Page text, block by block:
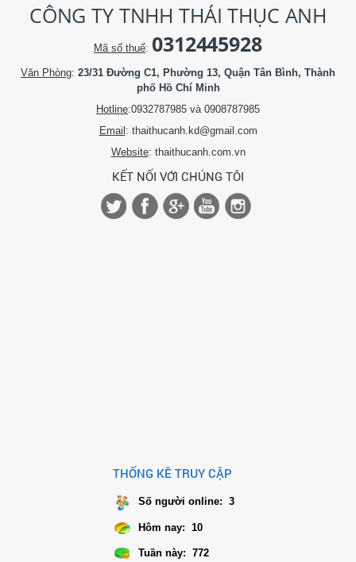
CÔNG TY TNHH THÁI THỤC ANH
Mã số thuế: 0312445928
Văn Phòng: 23/31 Đường C1, Phường 13, Quận Tân Bình, Thành
phố Hồ Chí Minh
Hotline:0932787985 và 0908787985
Email: thaithucanh.kd@gmail.com
Website: thaithucanh.com.vn
KẾT NỐI VỚI CHÚNG TÔI
THỐNG KÊ TRUY CẬP
Số người online: 3
Hôm nay: 10
Tuần này: 772